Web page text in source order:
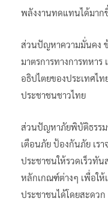
พลังงานทดแทนได้มาก
ส่วนปัญหาความมั่นคง
มาตรการทางการทหา
อธิปไตยของประเทศไ
ประชาชนชาวไทย
ส่วนปัญหาภัยพิบัติธรรม
เตือนภัย ป้องกันภัย เร
ประชาชนให้รวดเร็วทั
หลักเกณฑ์ต่างๆ เพื่อให้
ประชาชนได้โดยสะดว